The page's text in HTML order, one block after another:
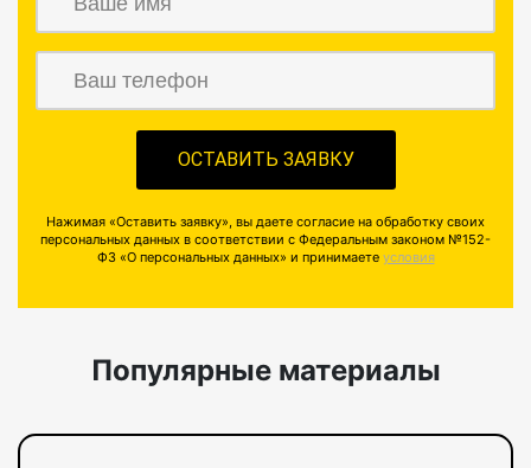
Нажимая «Оставить заявку», вы даете согласие на обработку своих
персональных данных в соответствии с Федеральным законом №152-
ФЗ «О персональных данных» и принимаете условия
Популярные материалы